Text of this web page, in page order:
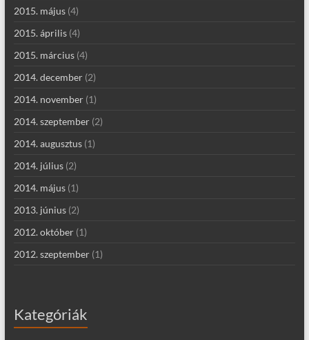
2015. május(4)
2015. április(4)
2015. március(4)
2014. december(2)
2014. november(1)
2014. szeptember(2)
2014. augusztus(1)
2014. július(2)
2014. május(1)
2013. június(2)
2012. október(1)
2012. szeptember(1)
Kategóriák